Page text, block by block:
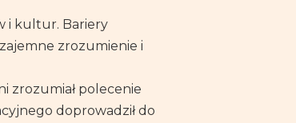
i kultur. Bariery
zrozumienie i
zrozumiał polecenie
doprowadził do